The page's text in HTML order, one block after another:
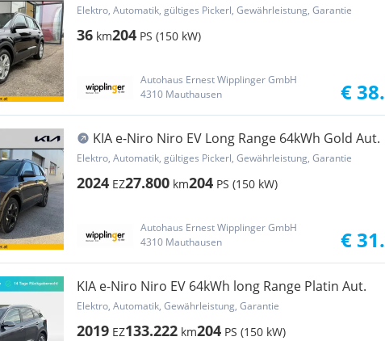
Aut.
Elektro, Automatik, gültiges Pickerl, Gewährleistung, Garantie
36 km204 PS (150 kW)
Autohaus Ernest Wipplinger GmbH
4310 Mauthausen
€
KIA e-Niro Niro EV Long Range 64kWh Gold Aut.
Elektro, Automatik, gültiges Pickerl, Gewährleistung, Garantie
2024 EZ27.800 km204 PS (150 kW)
Autohaus Ernest Wipplinger GmbH
4310 Mauthausen
€
KIA e-Niro Niro EV 64kWh long Range Platin Aut.
Elektro, Automatik, Gewährleistung, Garantie
2019 EZ133.222 km204 PS (150 kW)